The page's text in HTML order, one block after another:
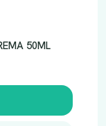
50ML